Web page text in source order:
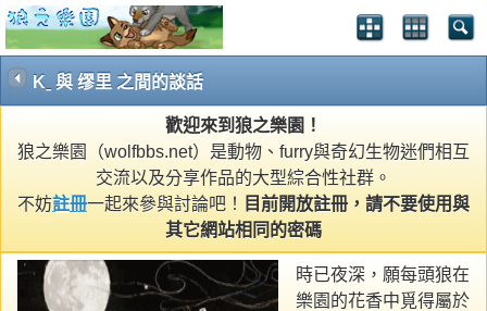
Kˍ 與 缪里 之間的談話
歡迎來到狼之樂園！
狼之樂園（wolfbbs.net）是動物、furry與奇幻生物迷們相互
交流以及分享作品的大型綜合性社群。
不妨註冊一起來參與討論吧！
目前開放註冊，請不要使用與
其它網站相同的密碼
時已夜深，願每頭狼在
樂園的花香中覓得屬於